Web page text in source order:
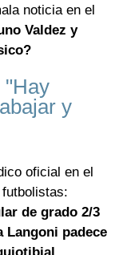
noticia en el
Valdez y
"Hay
y
oficial en el
de grado 2/3
Langoni padece